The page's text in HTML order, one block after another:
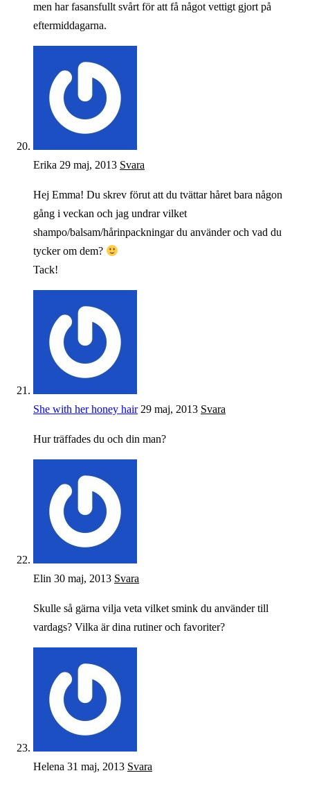
men har fasansfullt svårt för att få något vettigt gjort på
eftermiddagarna.
Erika 29 maj, 2013 Svara
Hej Emma! Du skrev förut att du tvättar håret bara någon
gång i veckan och jag undrar vilket
shampo/balsam/hårinpackningar du använder och vad du
tycker om dem?
Tack!
She with her honey hair 29 maj, 2013 Svara
Hur träffades du och din man?
Elin 30 maj, 2013 Svara
Skulle så gärna vilja veta vilket smink du använder till
vardags? Vilka är dina rutiner och favoriter?
Helena 31 maj, 2013 Svara